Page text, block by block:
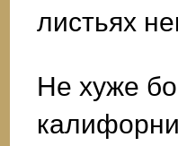
листьях
Не хуже